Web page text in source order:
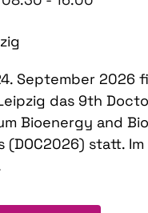
September 2026
das 9th
Bioenergy and
(DOC2026) statt. Im